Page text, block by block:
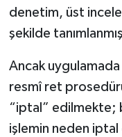
denetim, üst
şekilde
Ancak
resmî ret
“iptal” edilmekte;
işlemin neden iptal